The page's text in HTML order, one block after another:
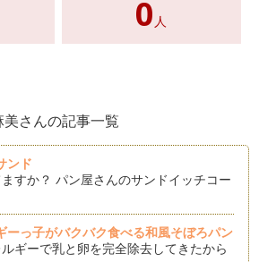
0 人
美さんの記事一覧
ンド
すか？ パン屋さんのサンドイッチコー
ーっ子がバクバク食べる和風そぼろパン
ギーで乳と卵を完全除去してきたから